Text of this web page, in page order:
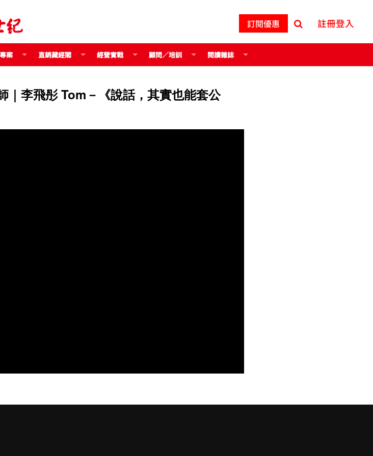
訂閱優惠 註冊登入
案 直銷藏經閣 經營實戰 顧問／培訓 閱讀雜誌
｜李飛彤 Tom－《說話，其實也能套公